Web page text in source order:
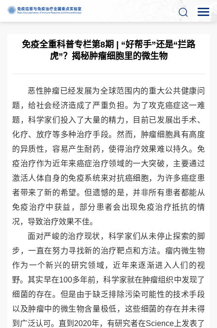
免疫全重科普专栏第8期 | “好帮手”还是“拦路
虎”？揭秘肿瘤细胞里的微生物
恶性肿瘤已经发展为全球范围内的重大公共健康问
题，给社会经济造成了严重负担。为了攻克癌症这一难
题，科学家们投入了大量的精力，目前已发展出手术、
化疗、放疗等多种治疗手段。然而，肿瘤细胞具有高度
的异质性，容易产生耐药，使得治疗效果难以持久。免
疫治疗作为近年来癌症治疗领域的一大突破，主要通过
激活人体自身的免疫系统来对抗癌细胞，为许多癌症患
者带来了新的希望。但遗憾的是，并非所有患者都能从
免疫治疗中获益，部分患者会出现免疫治疗抵抗的情
况，导致治疗效果不佳。
面对严峻的治疗现状，科学家们从未停止探索的脚
步，一直在努力寻找新的治疗靶点和方法。瘤内微生物
作为一个新兴的研究领域，近年来逐渐进入人们的视
野。其实早在100多年前，科学家就在肿瘤组织中发现了
细菌的存在。但是由于缺乏排除污染可能性的技术手段
以及肿瘤中的微生物含量极低，这些细菌的存在并未得
到广泛认可。直到 2020年，有研究者在Science 上发表了